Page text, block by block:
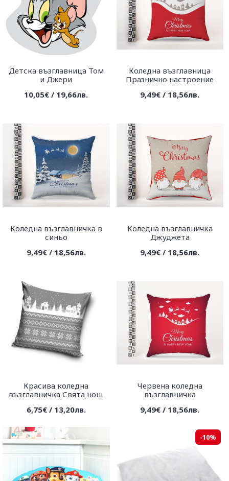
Детска възглавница Том
и Джери
10,05€ / 19,66лв.
Коледна възглавница
Празнично настроение
9,49€ / 18,56лв.
Коледна възглавничка в
синьо
9,49€ / 18,56лв.
Коледна възглавничка
Джуджета
9,49€ / 18,56лв.
Красива коледна
възглавничка Свята нощ
6,75€ / 13,20лв.
Червена коледна
възглавничка
9,49€ / 18,56лв.
-10%